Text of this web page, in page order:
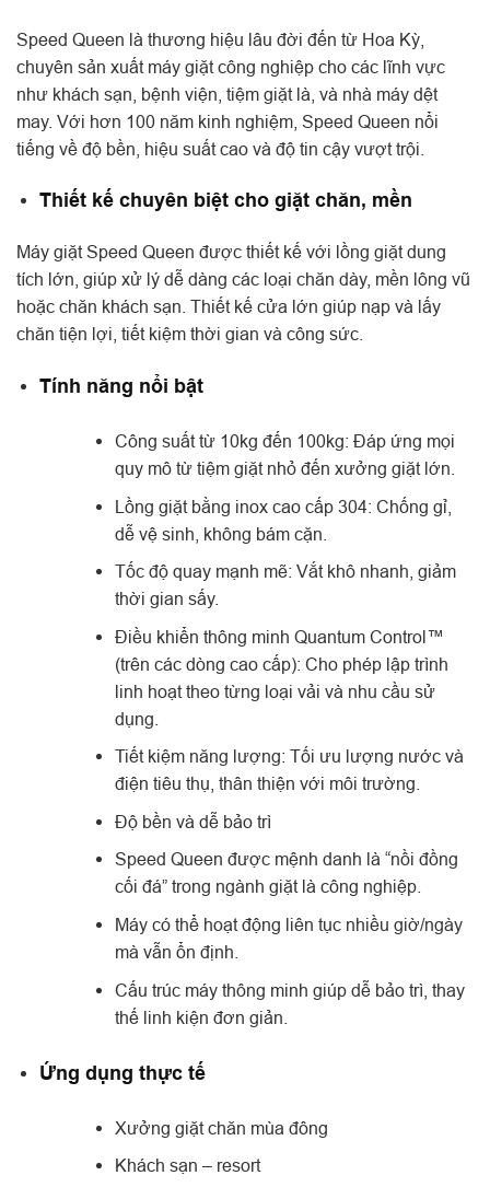
Speed Queen là thương hiệu lâu đời đến từ Hoa Kỳ,
chuyên sản xuất máy giặt công nghiệp cho các lĩnh vực
như khách sạn, bệnh viện, tiệm giặt là, và nhà máy dệt
may. Với hơn 100 năm kinh nghiệm, Speed Queen nổi
tiếng về độ bền, hiệu suất cao và độ tin cậy vượt trội.
Thiết kế chuyên biệt cho giặt chăn, mền
Máy giặt Speed Queen được thiết kế với lồng giặt dung
tích lớn, giúp xử lý dễ dàng các loại chăn dày, mền lông vũ
hoặc chăn khách sạn. Thiết kế cửa lớn giúp nạp và lấy
chăn tiện lợi, tiết kiệm thời gian và công sức.
Tính năng nổi bật
Công suất từ 10kg đến 100kg: Đáp ứng mọi
quy mô từ tiệm giặt nhỏ đến xưởng giặt lớn.
Lồng giặt bằng inox cao cấp 304: Chống gỉ,
dễ vệ sinh, không bám cặn.
Tốc độ quay mạnh mẽ: Vắt khô nhanh, giảm
thời gian sấy.
Điều khiển thông minh Quantum Control™
(trên các dòng cao cấp): Cho phép lập trình
linh hoạt theo từng loại vải và nhu cầu sử
dụng.
Tiết kiệm năng lượng: Tối ưu lượng nước và
điện tiêu thụ, thân thiện với môi trường.
Độ bền và dễ bảo trì
Speed Queen được mệnh danh là “nồi đồng
cối đá” trong ngành giặt là công nghiệp.
Máy có thể hoạt động liên tục nhiều giờ/ngày
mà vẫn ổn định.
Cấu trúc máy thông minh giúp dễ bảo trì, thay
thế linh kiện đơn giản.
Ứng dụng thực tế
Xưởng giặt chăn mùa đông
Khách sạn – resort